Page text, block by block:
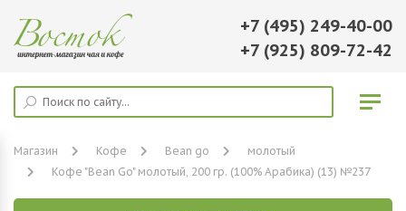
+7 (495) 249-40-00
+7 (925) 809-72-42
Магазин Кофе Bean go
молотый
Кофе "Bean Go" молотый, 200 гр. (100% Арабика) (13) №237